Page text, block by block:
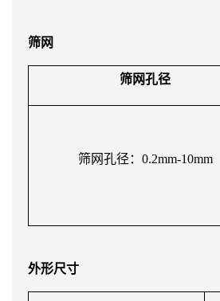
筛网
筛网孔径
筛网孔径：0.2mm-10mm
外形尺寸